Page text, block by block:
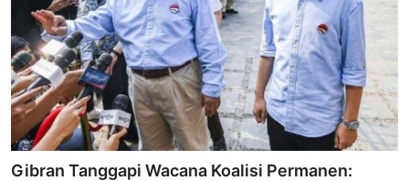
Gibran Tanggapi Wacana Koalisi Permanen: